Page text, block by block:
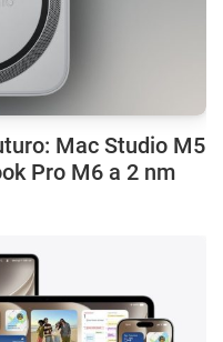
Mac Studio M5
Pro M6 a 2 nm